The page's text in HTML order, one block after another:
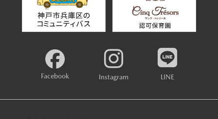
Facebook Instagram LINE